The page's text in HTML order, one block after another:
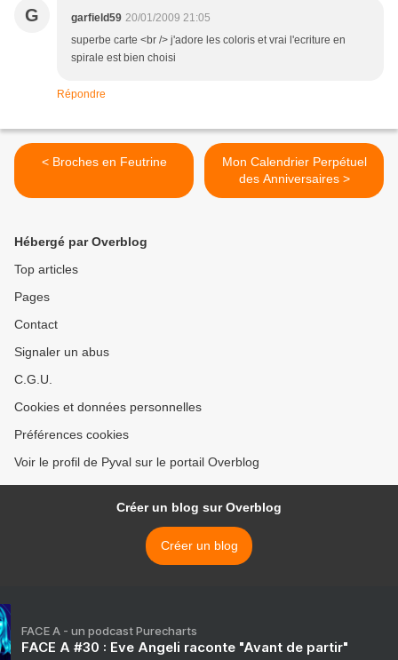
G garfield59 20/01/2009 21:05
superbe carte <br /> j'adore les coloris et vrai l'ecriture en
spirale est bien choisi
Répondre
< Broches en Feutrine
Mon Calendrier Perpétuel
des Anniversaires >
Hébergé par Overblog
Top articles
Pages
Contact
Signaler un abus
C.G.U.
Cookies et données personnelles
Préférences cookies
Voir le profil de Pyval sur le portail Overblog
Créer un blog sur Overblog
Créer un blog
FACE A - un podcast Purecharts
FACE A #30 : Eve Angeli raconte "Avant de partir"